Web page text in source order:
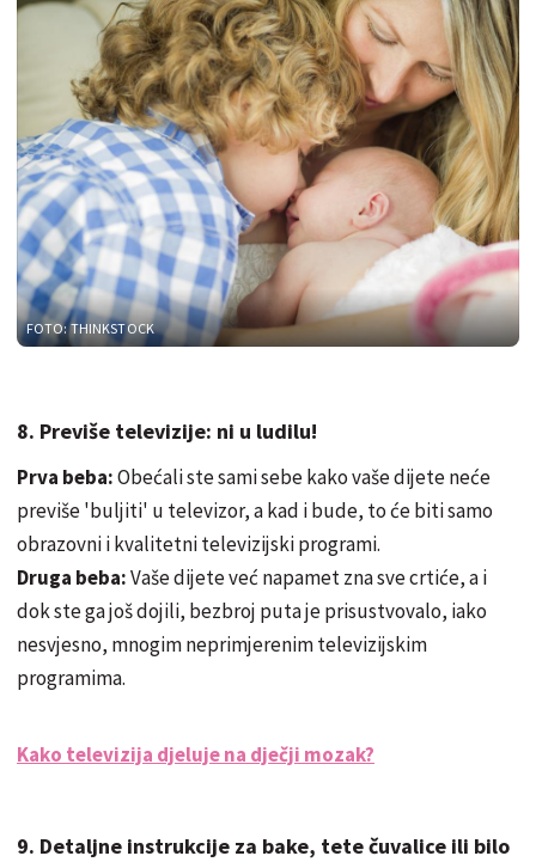
FOTO: THINKSTOCK
8. Previše televizije: ni u ludilu!
Prva beba:Obećali ste sami sebe kako vaše dijete neće
previše 'buljiti' u televizor, a kad i bude, to će biti samo
obrazovni i kvalitetni televizijski programi.
Druga beba:Vaše dijete već napamet zna sve crtiće, a i
dok ste ga još dojili, bezbroj puta je prisustvovalo, iako
nesvjesno, mnogim neprimjerenim televizijskim
programima.
Kako televizija djeluje na dječji mozak?
9. Detaljne instrukcije za bake, tete čuvalice ili bilo